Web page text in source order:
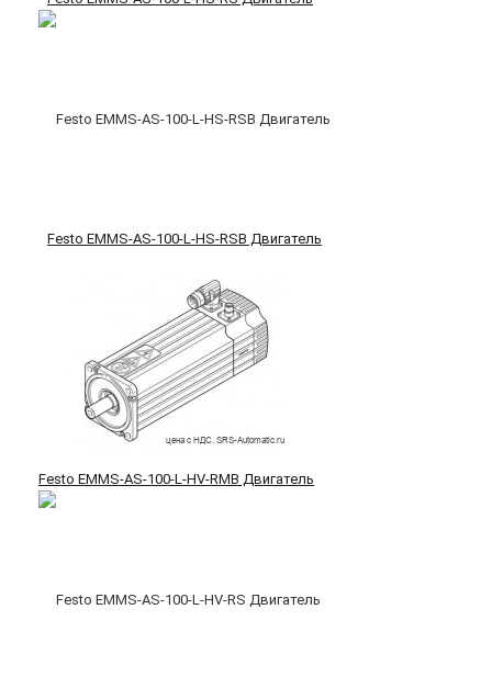
Festo EMMS-AS-100-L-HS-RSB Двигатель
Festo EMMS-AS-100-L-HV-RMB Двигатель